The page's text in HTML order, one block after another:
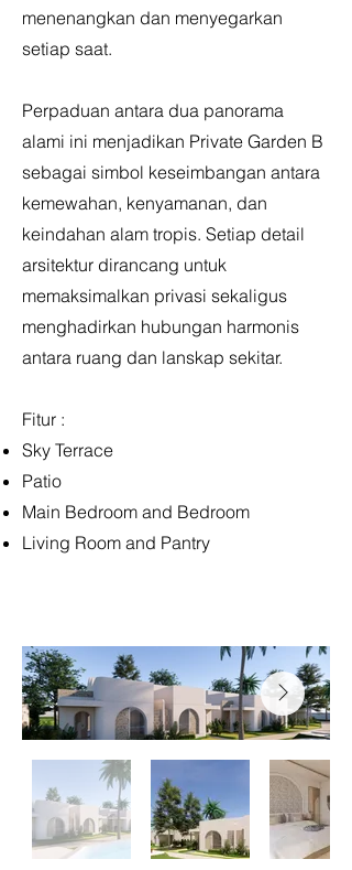
menenangkan dan menyegarkan
setiap saat.
Perpaduan antara dua panorama
alami ini menjadikan Private Garden B
sebagai simbol keseimbangan antara
kemewahan, kenyamanan, dan
keindahan alam tropis. Setiap detail
arsitektur dirancang untuk
memaksimalkan privasi sekaligus
menghadirkan hubungan harmonis
antara ruang dan lanskap sekitar.
Fitur :
Sky Terrace
Patio
Main Bedroom and Bedroom
Living Room and Pantry